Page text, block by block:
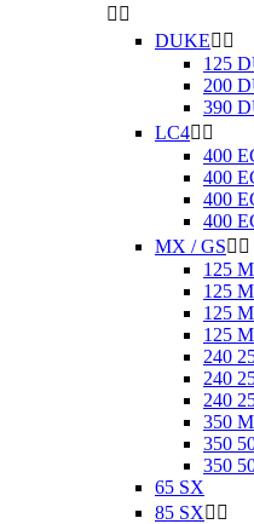
 
DUKE 
125
200
390
LC4 
400
400
400
400
MX / GS 
125
125
125
125
240
240
240
350
350
350
65 SX
85 SX 